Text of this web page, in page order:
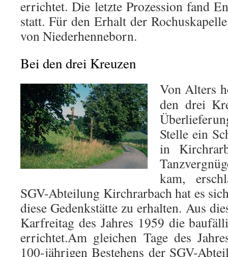
errichtet. Die letzte Prozession fand
statt. Für den Erhalt der
von Niederhenneborn.
Bei den drei Kreuzen
Von Alters
den drei
Stelle ein
in
kam,
SGV-Abteilung Kirchrarbach hat es
diese Gedenkstätte zu erhalten. Aus
Karfreitag des Jahres 1959 die
errichtet.Am gleichen Tage des
100-jährigen Bestehens der SGV-